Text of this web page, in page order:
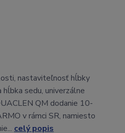
nastaviteľnosť hĺbky
sedu, univerzálne
QM dodanie 10-
v rámci SR, namiesto
celý popis